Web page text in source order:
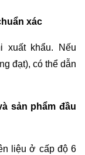
xác
xuất khẩu. Nếu
đạt), có thể dẫn
sản phẩm đầu
liệu ở cấp độ 6